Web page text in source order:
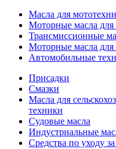
Масла для
Моторные масла для
Трансмиссионные
Моторные масла для
Автомобильные
Присадки
Смазки
Масла для
техники
Судовые масла
Индустриальные
Средства по уходу